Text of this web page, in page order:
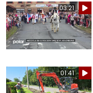
03:21
01:41